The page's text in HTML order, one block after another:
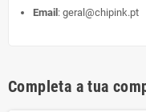
Email : geral@chipink.pt
Completa a tua